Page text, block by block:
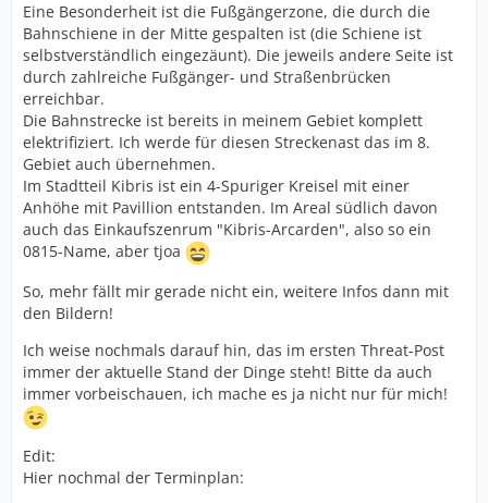
Eine Besonderheit ist die Fußgängerzone, die durch die
Bahnschiene in der Mitte gespalten ist (die Schiene ist
selbstverständlich eingezäunt). Die jeweils andere Seite ist
durch zahlreiche Fußgänger- und Straßenbrücken
erreichbar.
Die Bahnstrecke ist bereits in meinem Gebiet komplett
elektrifiziert. Ich werde für diesen Streckenast das im 8.
Gebiet auch übernehmen.
Im Stadtteil Kibris ist ein 4-Spuriger Kreisel mit einer
Anhöhe mit Pavillion entstanden. Im Areal südlich davon
auch das Einkaufszenrum "Kibris-Arcarden", also so ein
0815-Name, aber tjoa
So, mehr fällt mir gerade nicht ein, weitere Infos dann mit
den Bildern!
Ich weise nochmals darauf hin, das im ersten Threat-Post
immer der aktuelle Stand der Dinge steht! Bitte da auch
immer vorbeischauen, ich mache es ja nicht nur für mich!
Edit:
Hier nochmal der Terminplan: